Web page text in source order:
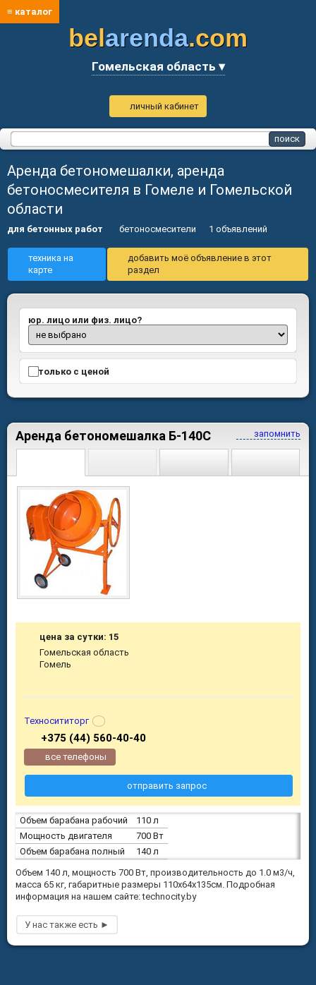
≡ каталог
belarenda.com
Гомельская область ▾
личный кабинет
Аренда бетономешалки, аренда
бетоносмесителя в Гомеле и Гомельской
области
для бетонных работ бетоносмесители 1 объявлений
техника на
карте
добавить моё объявление в этот
раздел
юр. лицо или физ. лицо?
только с ценой
запомнить
Аренда бетономешалка Б-140С
Объем барабана рабочий
110 л
Мощность двигателя
700 Вт
Объем барабана полный
140 л
Объем 140 л, мощность 700 Вт, производительность до 1.0 м3/ч,
масса 65 кг, габаритные размеры 110х64х135см. Подробная
информация на нашем сайте: technocity.by
цена за сутки: 15
Гомельская область
Гомель
Техносититорг
+375 (44) 560-40-40
все телефоны
отправить запрос